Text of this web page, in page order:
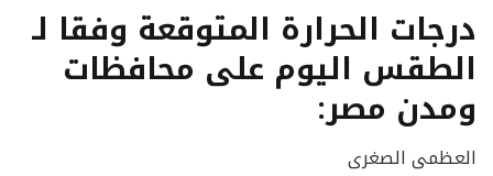
درجات الحرارة المتوقعة وفقا لـ
الطقس اليوم على محافظات
ومدن مصر:
العظمى الصغرى